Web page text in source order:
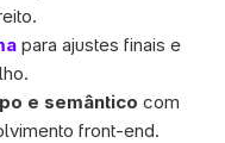
para ajustes finais e
e semântico com
front-end.